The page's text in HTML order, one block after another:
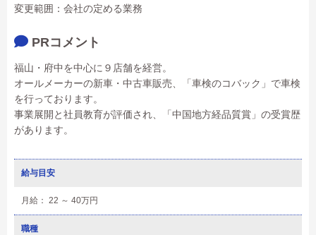
変更範囲：会社の定める業務
PRコメント
福山・府中を中心に９店舗を経営。
オールメーカーの新車・中古車販売、「車検のコバック」で車検
を行っております。
事業展開と社員教育が評価され、「中国地方経品質賞」の受賞歴
があります。
給与目安
月給： 22 ～ 40万円
職種